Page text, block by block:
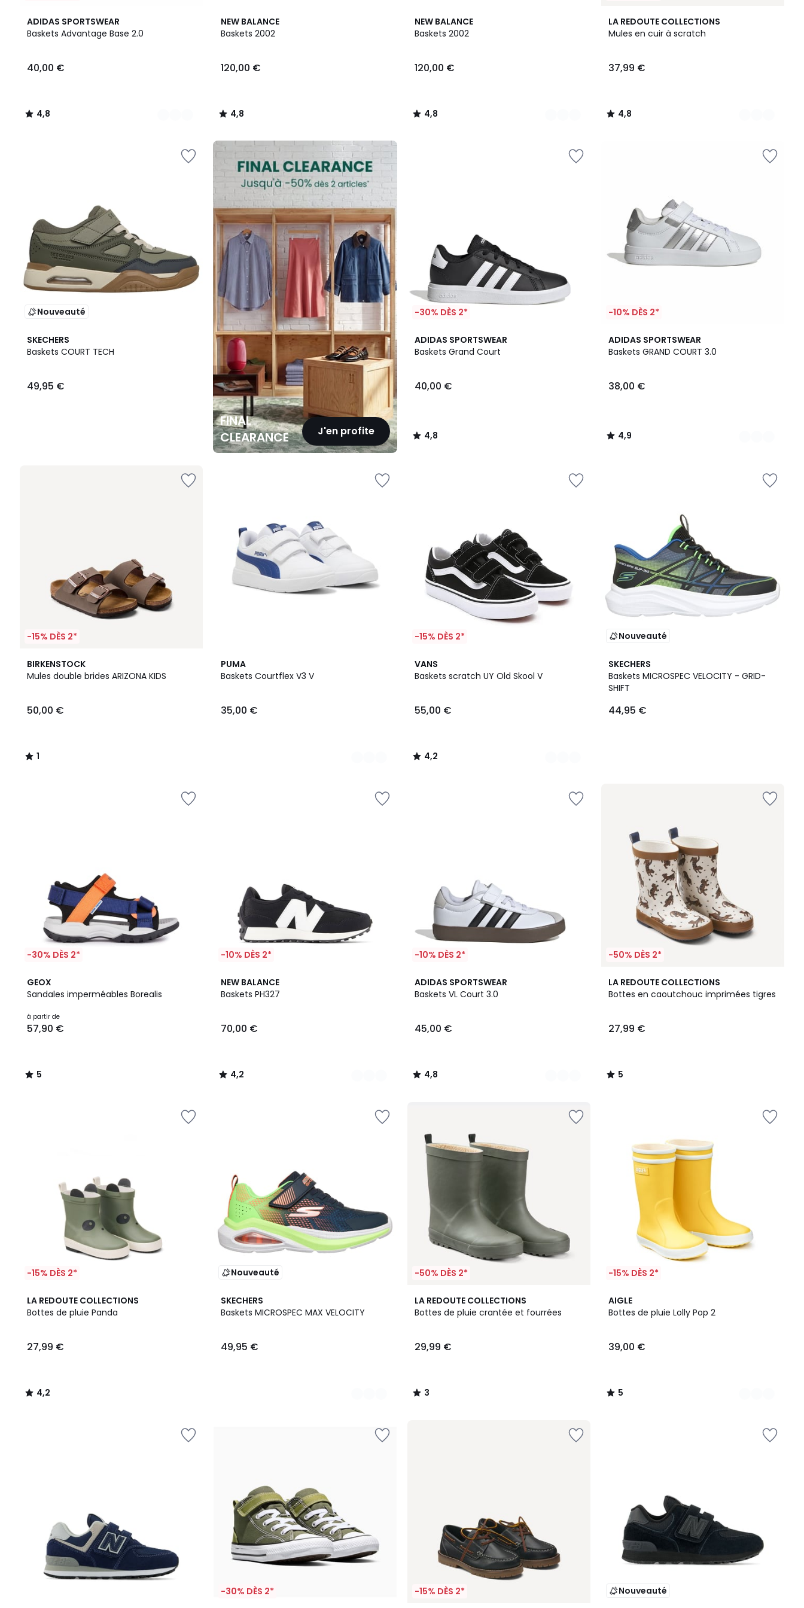
ADIDAS SPORTSWEAR
Baskets Advantage Base 2.0
€.
40,00 €
4,8
/ 5
3
Couleurs
4,8
/
NEW BALANCE
Baskets 2002
120,00 €
4,8
/ 5
4,8
/
NEW BALANCE
Baskets 2002
120,00 €
4,8
/ 5
2
Couleurs
4,8
/
LA REDOUTE COLLECTIONS
Mules en cuir à scratch
37,99 €
4,8
/ 5
2
Couleurs
4,8
/
Nouveauté
SKECHERS
Baskets COURT TECH
49,95 €
FINAL
CLEARANCE
J'en profite
FINAL
CLEARANCE
-30% DÈS 2*
ADIDAS SPORTSWEAR
Baskets Grand Court
40,00 €
4,8
/ 5
4,8
/
-10% DÈS 2*
ADIDAS SPORTSWEAR
Baskets GRAND COURT 3.0
38,00 €
4,9
/ 5
3
Couleurs
4,9
/
-15% DÈS 2*
BIRKENSTOCK
Mules double brides ARIZONA KIDS
50,00 €
1
/
1
/
PUMA
Baskets Courtflex V3 V
35,00 €
2
Couleurs
-15% DÈS 2*
VANS
Baskets scratch UY Old Skool V
55,00 €
4,2
/ 5
2
Couleurs
4,2
/
Nouveauté
SKECHERS
Baskets MICROSPEC VELOCITY - GRID-
SHIFT
44,95 €
-30% DÈS 2*
GEOX
Sandales imperméables Borealis
à partir de
57,90 €
5
/
5
/
-10% DÈS 2*
NEW BALANCE
Baskets PH327
70,00 €
4,2
/ 5
2
Couleurs
4,2
/
-10% DÈS 2*
ADIDAS SPORTSWEAR
Baskets VL Court 3.0
45,00 €
4,8
/ 5
3
Couleurs
4,8
/
-50% DÈS 2*
LA REDOUTE COLLECTIONS
Bottes en caoutchouc imprimées tigres
27,99 €
5
/
5
/
-15% DÈS 2*
LA REDOUTE COLLECTIONS
Bottes de pluie Panda
27,99 €
4,2
/ 5
4,2
/
Nouveauté
SKECHERS
Baskets MICROSPEC MAX VELOCITY
49,95 €
2
Couleurs
-50% DÈS 2*
LA REDOUTE COLLECTIONS
Bottes de pluie crantée et fourrées
29,99 €
3
/
3
/
-15% DÈS 2*
AIGLE
Bottes de pluie Lolly Pop 2
39,00 €
5
/
4
Couleurs
5
/
-30% DÈS 2* -15% DÈS 2* Nouveauté